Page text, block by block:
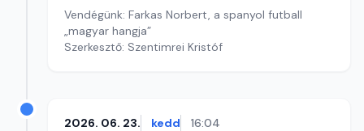
Vendégünk: Farkas Norbert, a spanyol futball
„magyar hangja”
Szerkesztő: Szentimrei Kristóf
2026. 06. 23. kedd 16:04